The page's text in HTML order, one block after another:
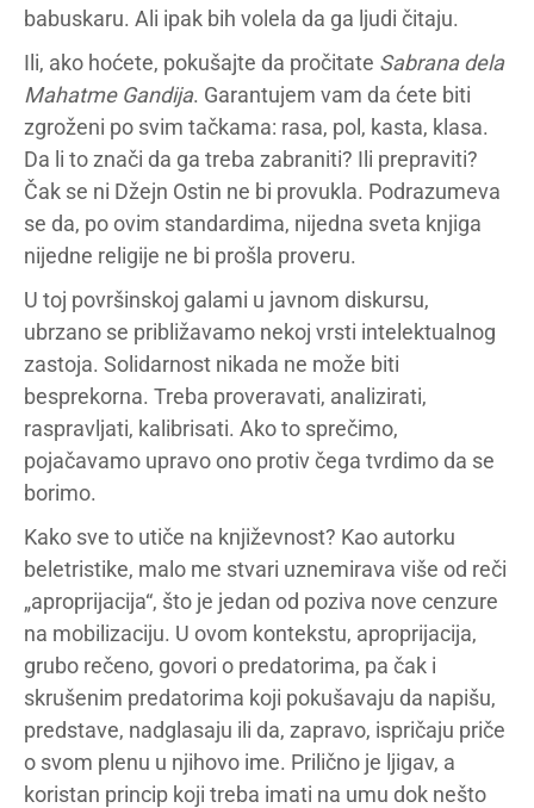
babuskaru. Ali ipak bih volela da ga ljudi čitaju.
Ili, ako hoćete, pokušajte da pročitate Sabrana dela
Mahatme Gandija. Garantujem vam da ćete biti
zgroženi po svim tačkama: rasa, pol, kasta, klasa.
Da li to znači da ga treba zabraniti? Ili prepraviti?
Čak se ni Džejn Ostin ne bi provukla. Podrazumeva
se da, po ovim standardima, nijedna sveta knjiga
nijedne religije ne bi prošla proveru.
U toj površinskoj galami u javnom diskursu,
ubrzano se približavamo nekoj vrsti intelektualnog
zastoja. Solidarnost nikada ne može biti
besprekorna. Treba proveravati, analizirati,
raspravljati, kalibrisati. Ako to sprečimo,
pojačavamo upravo ono protiv čega tvrdimo da se
borimo.
Kako sve to utiče na književnost? Kao autorku
beletristike, malo me stvari uznemirava više od reči
„aproprijacija“, što je jedan od poziva nove cenzure
na mobilizaciju. U ovom kontekstu, aproprijacija,
grubo rečeno, govori o predatorima, pa čak i
skrušenim predatorima koji pokušavaju da napišu,
predstave, nadglasaju ili da, zapravo, ispričaju priče
o svom plenu u njihovo ime. Prilično je ljigav, a
koristan princip koji treba imati na umu dok nešto